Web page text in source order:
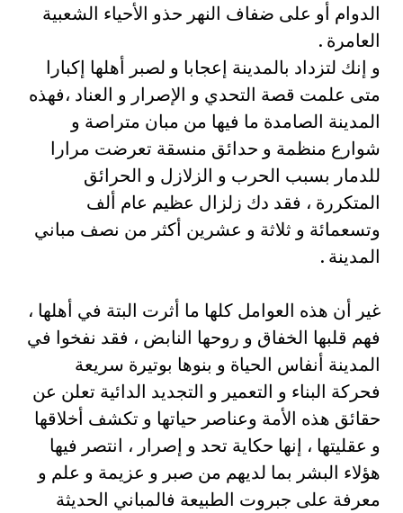
الدوام أو على ضفاف النهر حذو الأحياء الشعبية
العامرة .
و إنك لتزداد بالمدينة إعجابا و لصبر أهلها إكبارا
متى علمت قصة التحدي و الإصرار و العناد ،فهذه
المدينة الصامدة ما فيها من مبان متراصة و
شوارع منظمة و حدائق منسقة تعرضت مرارا
للدمار بسبب الحرب و الزلازل و الحرائق
المتكررة ، فقد دك زلزال عظيم عام ألف
وتسعمائة و ثلاثة و عشرين أكثر من نصف مباني
المدينة .
غير أن هذه العوامل كلها ما أثرت البتة في أهلها ،
فهم قلبها الخفاق و روحها النابض ، فقد نفخوا في
المدينة أنفاس الحياة و بنوها بوتيرة سريعة
فحركة البناء و التعمير و التجديد الدائية تعلن عن
حقائق هذه الأمة وعناصر حياتها و تكشف أخلاقها
و عقليتها ، إنها حكاية تحد و إصرار ، انتصر فيها
هؤلاء البشر بما لديهم من صبر و عزيمة و علم و
معرفة على جبروت الطبيعة فالمباني الحديثة